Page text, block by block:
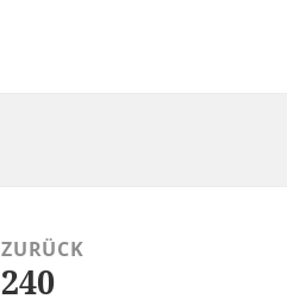
ZURÜCK
Vorheriger
240